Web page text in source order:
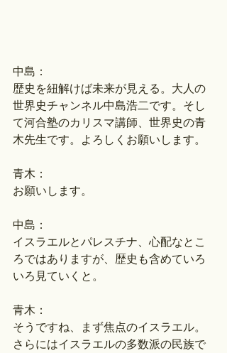
中島：
歴史を紐解けば未来が見える。大人の
世界史チャンネル中島浩二です。そし
て河合塾のカリスマ講師、世界史の青
木先生です。よろしくお願いします。
青木：
お願いします。
中島：
イスラエルとパレスチナ、心配なとこ
ろではありますが、歴史も含めていろ
いろ見ていくと。
青木：
そうですね、まず焦点のイスラエル。
さらにはイスラエルの多数派の民族で